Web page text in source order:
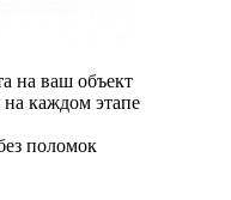
на ваш объект
каждом этапе
поломок